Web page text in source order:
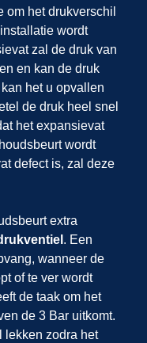
het drukverschil
wordt
zal de druk van
en kan de druk
het u opvallen
de druk heel snel
het expansievat
wordt
defect is, zal deze
extra
. Een
wanneer de
of te ver wordt
de taak om het
de 3 Bar uitkomt.
lekken zodra het